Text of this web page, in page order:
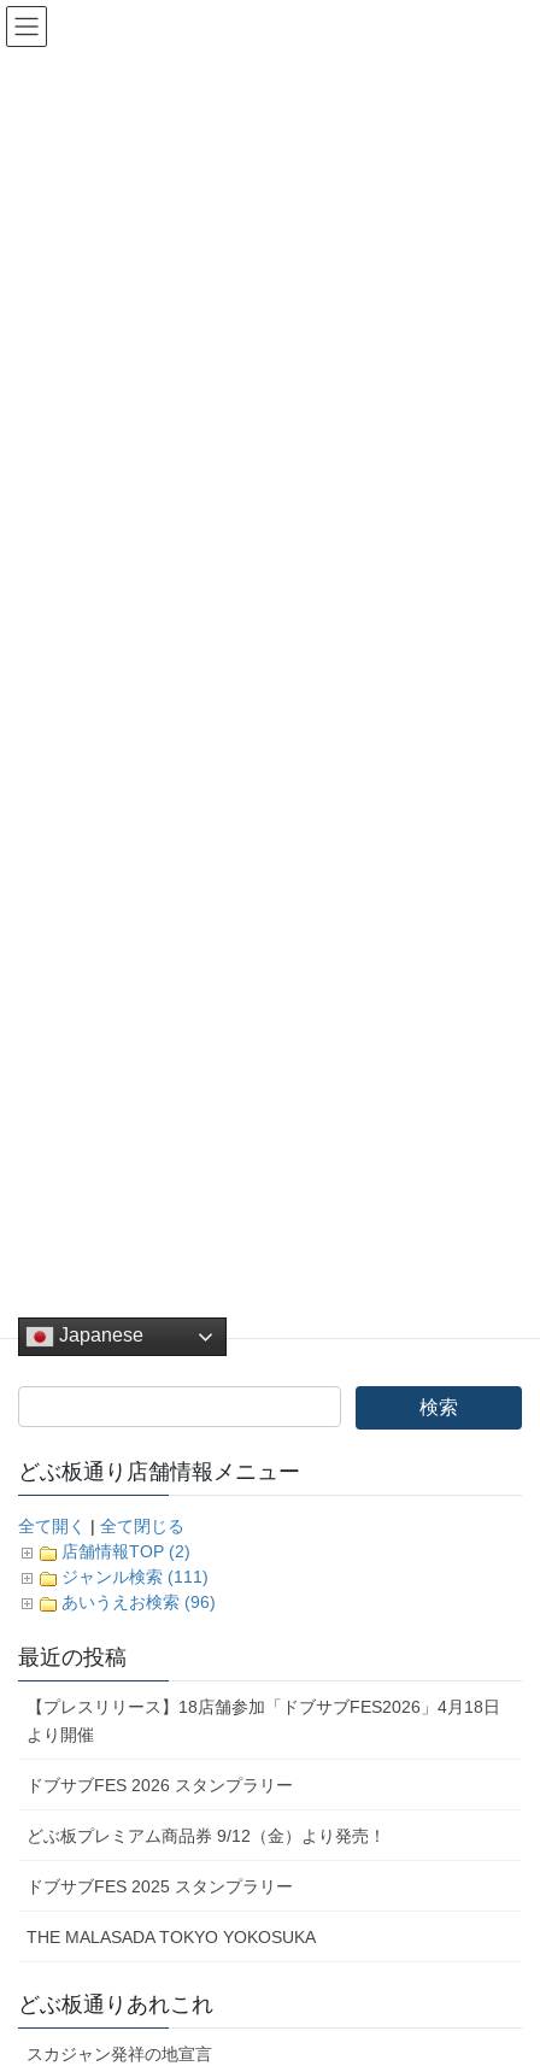
コ
ン
ナ
ビ
Japanese
どぶ板通り店舗情報メニュー
全て開く | 全て閉じる
店舗情報TOP (2)
ジャンル検索 (111)
あいうえお検索 (96)
最近の投稿
【プレスリリース】18店舗参加「ドブサブFES2026」4月18日
より開催
ドブサブFES 2026 スタンプラリー
どぶ板プレミアム商品券 9/12（金）より発売！
ドブサブFES 2025 スタンプラリー
THE MALASADA TOKYO YOKOSUKA
どぶ板通りあれこれ
スカジャン発祥の地宣言